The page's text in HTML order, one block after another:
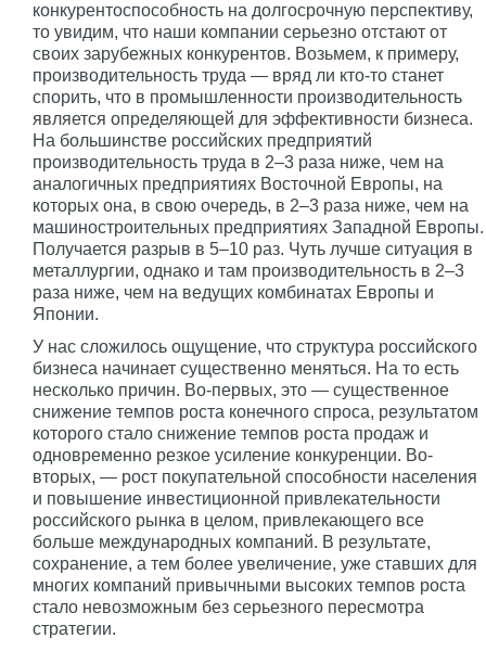
конкурентоспособность на долгосрочную перспективу,
то увидим, что наши компании серьезно отстают от
своих зарубежных конкурентов. Возьмем, к примеру,
производительность труда — вряд ли кто-то станет
спорить, что в промышленности производительность
является определяющей для эффективности бизнеса.
На большинстве российских предприятий
производительность труда в 2–3 раза ниже, чем на
аналогичных предприятиях Восточной Европы, на
которых она, в свою очередь, в 2–3 раза ниже, чем на
машиностроительных предприятиях Западной Европы.
Получается разрыв в 5–10 раз. Чуть лучше ситуация в
металлургии, однако и там производительность в 2–3
раза ниже, чем на ведущих комбинатах Европы и
Японии.
У нас сложилось ощущение, что структура российского
бизнеса начинает существенно меняться. На то есть
несколько причин. Во-первых, это — существенное
снижение темпов роста конечного спроса, результатом
которого стало снижение темпов роста продаж и
одновременно резкое усиление конкуренции. Во-
вторых, — рост покупательной способности населения
и повышение инвестиционной привлекательности
российского рынка в целом, привлекающего все
больше международных компаний. В результате,
сохранение, а тем более увеличение, уже ставших для
многих компаний привычными высоких темпов роста
стало невозможным без серьезного пересмотра
стратегии.